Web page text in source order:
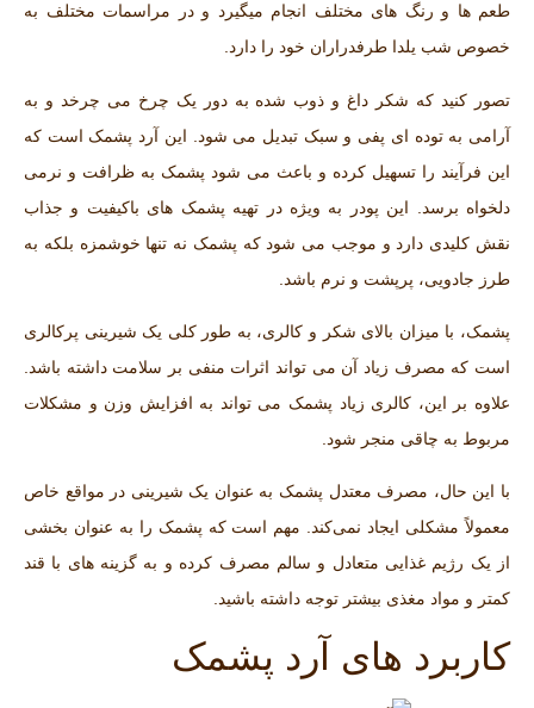
طعم ها و رنگ های مختلف انجام میگیرد و در مراسمات مختلف به
خصوص شب یلدا طرفدراران خود را دارد.
تصور کنید که شکر داغ و ذوب ‌شده به دور یک چرخ می ‌چرخد و به
آرامی به توده‌ ای پفی و سبک تبدیل می‌ شود. این آرد پشمک است که
این فرآیند را تسهیل کرده و باعث می ‌شود پشمک به ظرافت و نرمی
دلخواه برسد. این پودر به ویژه در تهیه پشمک ‌های باکیفیت و جذاب
نقش کلیدی دارد و موجب می‌ شود که پشمک نه تنها خوشمزه بلکه به
طرز جادویی، پرپشت و نرم باشد.
پشمک، با میزان بالای شکر و کالری، به طور کلی یک شیرینی پرکالری
است که مصرف زیاد آن می ‌تواند اثرات منفی بر سلامت داشته باشد.
علاوه بر این، کالری زیاد پشمک می ‌تواند به افزایش وزن و مشکلات
مربوط به چاقی منجر شود.
با این حال، مصرف معتدل پشمک به عنوان یک شیرینی در مواقع خاص
معمولاً مشکلی ایجاد نمی‌کند. مهم است که پشمک را به عنوان بخشی
از یک رژیم غذایی متعادل و سالم مصرف کرده و به گزینه‌ های با قند
کمتر و مواد مغذی بیشتر توجه داشته باشید.
کاربرد های آرد پشمک